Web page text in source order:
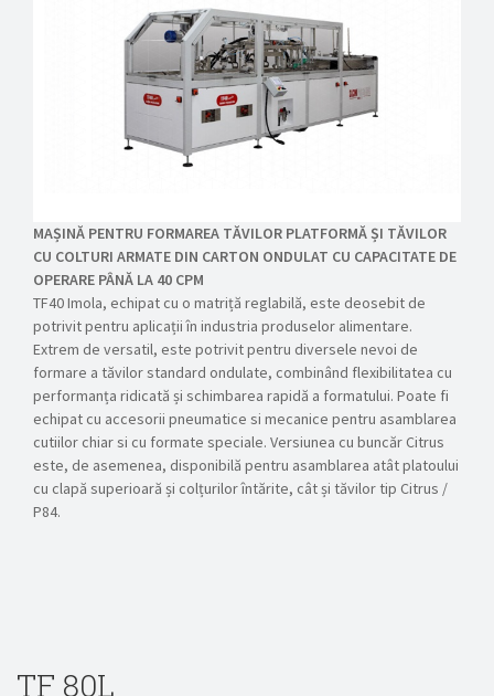
MAȘINĂ PENTRU FORMAREA TĂVILOR PLATFORMĂ ȘI TĂVILOR
CU COLTURI ARMATE DIN CARTON ONDULAT CU CAPACITATE DE
OPERARE PÂNĂ LA 40 CPM
TF40 Imola, echipat cu o matriță reglabilă, este deosebit de
potrivit pentru aplicații în industria produselor alimentare.
Extrem de versatil, este potrivit pentru diversele nevoi de
formare a tăvilor standard ondulate, combinând flexibilitatea cu
performanța ridicată și schimbarea rapidă a formatului. Poate fi
echipat cu accesorii pneumatice si mecanice pentru asamblarea
cutiilor chiar si cu formate speciale. Versiunea cu buncăr Citrus
este, de asemenea, disponibilă pentru asamblarea atât platoului
cu clapă superioară și colțurilor întărite, cât și tăvilor tip Citrus /
P84.
TF 80L